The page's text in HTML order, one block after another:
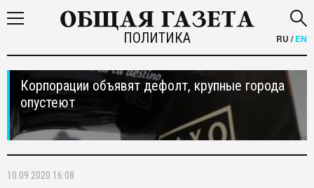
ПОЛИТИКА RU /EN
Корпорации объявят дефолт, крупные города
опустеют
10.09.2020 16:08